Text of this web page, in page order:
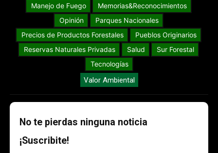
Manejo de Fuego
Memorias&Reconocimientos
Opinión
Parques Nacionales
Precios de Productos Forestales
Pueblos Originarios
Reservas Naturales Privadas
Salud
Sur Forestal
Tecnologías
Valor Ambiental
No te pierdas ninguna noticia
¡Suscribite!